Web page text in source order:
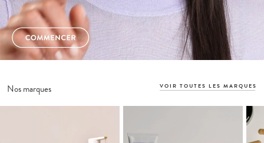
Nos marques VOIR TOUTES LES MARQUES